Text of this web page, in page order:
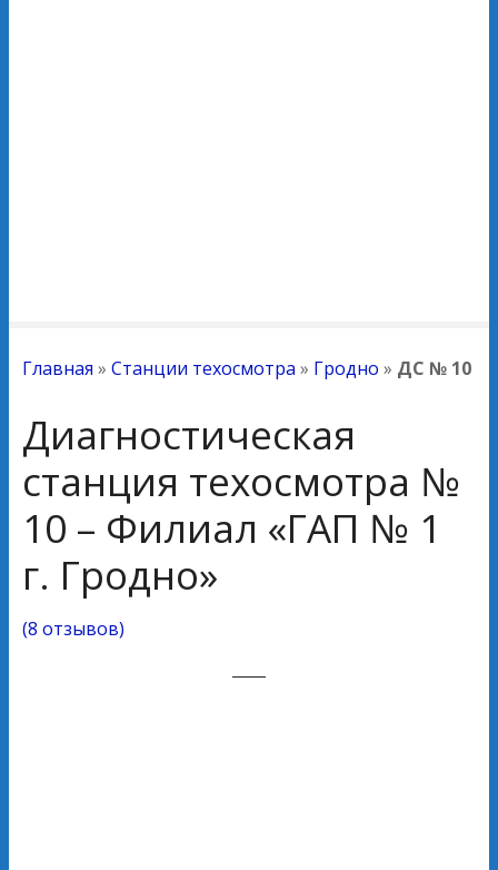
Главная » Станции техосмотра » Гродно » ДС № 10
Диагностическая
станция техосмотра №
10 – Филиал «ГАП № 1
г. Гродно»
(8 отзывов)